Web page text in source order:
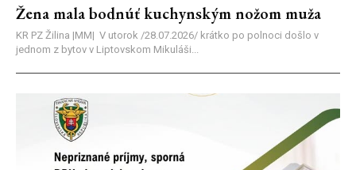
Žena mala bodnúť kuchynským nožom muža
KR PZ Žilina |MM| V utorok /28.07.2026/ krátko po polnoci došlo v
jednom z bytov v Liptovskom Mikuláši...